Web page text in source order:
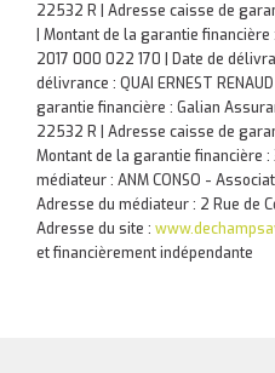
22532 R | Adresse caisse de
| Montant de la garantie financière
2017 000 022 170 | Date de
délivrance : QUAI ERNEST
garantie financière : Galian
22532 R | Adresse caisse de
Montant de la garantie financière
médiateur : ANM CONSO -
Adresse du médiateur : 2 Rue de
Adresse du site :
et financièrement indépendante